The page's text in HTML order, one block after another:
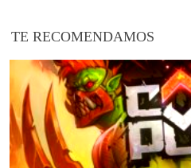
TE RECOMENDAMOS